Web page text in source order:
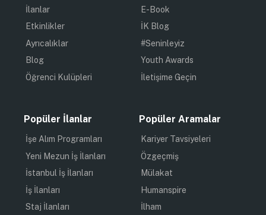
İlanlar
Etkinlikler
Ayrıcalıklar
Blog
Öğrenci Kulüpleri
E-Book
İK Blog
#Seninleyiz
Youth Awards
İletişime Geçin
Popüler İlanlar
İşe Alım Programları
Yeni Mezun İş İlanları
İstanbul İş İlanları
İş İlanları
Staj İlanları
Popüler Aramalar
Kariyer Tavsiyeleri
Özgeçmiş
Mülakat
Humanspire
İlham